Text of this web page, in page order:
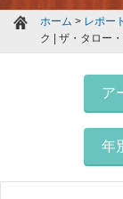
ホーム > レポート
ク | ザ・タロー
ア
年